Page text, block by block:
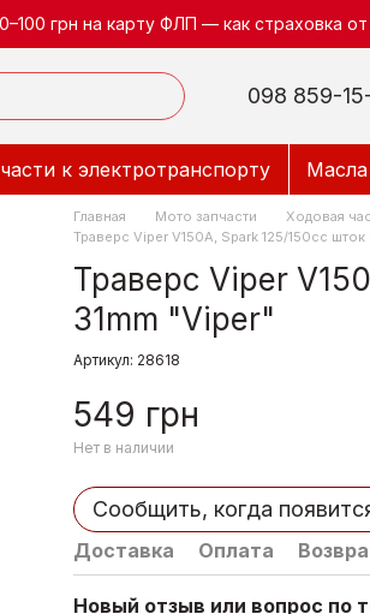
грн на карту ФЛП — как страховка
098 859-
к электротранспорту
Главная Мото запчасти Ходовая
Траверс Viper V150A, Spark 125/150cc шток
Траверс Viper
31mm "Viper"
Артикул: 28618
549 грн
Нет в наличии
Сообщить, когда
Доставка Оплата
Новый отзыв или вопрос по